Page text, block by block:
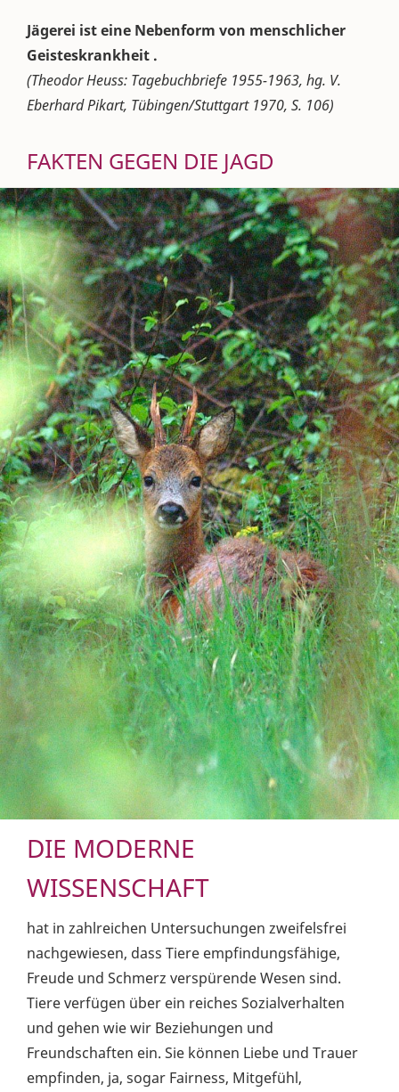
Jägerei ist eine Nebenform von menschlicher
Geisteskrankheit .
(Theodor Heuss: Tagebuchbriefe 1955-1963, hg. V.
Eberhard Pikart, Tübingen/Stuttgart 1970, S. 106)
FAKTEN GEGEN DIE JAGD
DIE MODERNE
WISSENSCHAFT
hat in zahlreichen Untersuchungen zweifelsfrei
nachgewiesen, dass Tiere empfindungsfähige,
Freude und Schmerz verspürende Wesen sind.
Tiere verfügen über ein reiches Sozialverhalten
und gehen wie wir Beziehungen und
Freundschaften ein. Sie können Liebe und Trauer
empfinden, ja, sogar Fairness, Mitgefühl,